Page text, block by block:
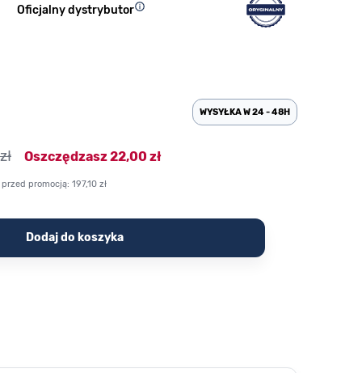
Oficjalny dystrybutor
WYSYŁKA W 24 - 48H
Oszczędzasz22,00 zł
promocją: 197,10 zł
Dodaj do koszyka